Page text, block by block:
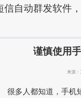
信自动群发软件
谨慎使用
来源：
多人都知道，手机短